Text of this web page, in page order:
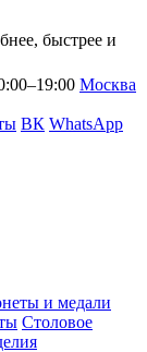
быстрее и
Москва
ВК WhatsApp
и медали
Столовое